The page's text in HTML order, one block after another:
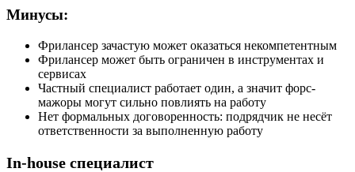
Минусы:
Фрилансер зачастую может оказаться некомпетентным
Фрилансер может быть ограничен в инструментах и
сервисах
Частный специалист работает один, а значит форс-
мажоры могут сильно повлиять на работу
Нет формальных договоренность: подрядчик не несёт
ответственности за выполненную работу
In-house специалист